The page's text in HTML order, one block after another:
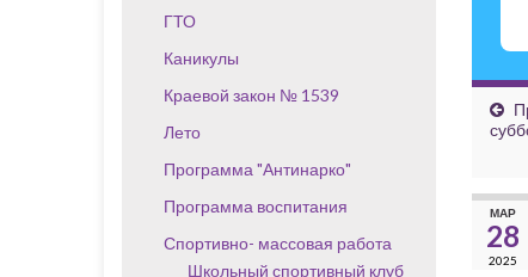
МАР
28
2025
ГТО
Каникулы
Краевой закон № 1539
Лето
Программа "Антинарко"
Программа воспитания
Спортивно- массовая работа
Школьный спортивный клуб